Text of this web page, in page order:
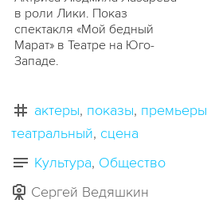
в роли Лики. Показ
спектакля «Мой бедный
Марат» в Театре на Юго-
Западе.
актеры показы премьеры
театральный сцена
Культура Общество
Сергей Ведяшкин